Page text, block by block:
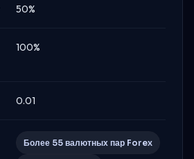
50%
100%
0.01
Более 55 валютных пар Forex